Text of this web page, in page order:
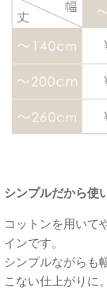
シンプルだから使
コットンを用いて
インです。
シンプルながらも
こない仕上がりに。